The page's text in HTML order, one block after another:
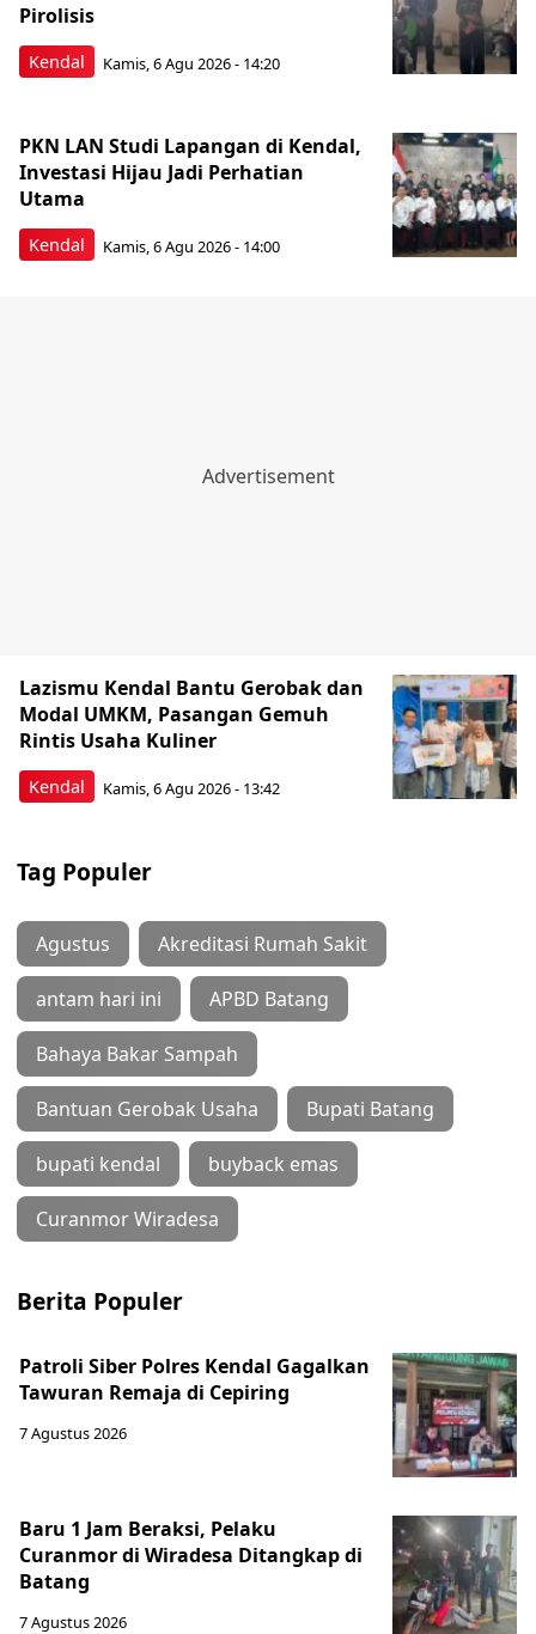
Kendal
Pirolisis
Kamis, 6 Agu 2026 - 14:20
Kendal
PKN LAN Studi Lapangan di Kendal,
Investasi Hijau Jadi Perhatian
Utama
Kamis, 6 Agu 2026 - 14:00
Kendal
Lazismu Kendal Bantu Gerobak dan
Modal UMKM, Pasangan Gemuh
Rintis Usaha Kuliner
Kamis, 6 Agu 2026 - 13:42
Tag Populer
Agustus Akreditasi Rumah Sakit
antam hari ini APBD Batang
Bahaya Bakar Sampah
Bantuan Gerobak Usaha Bupati Batang
bupati kendal buyback emas
Curanmor Wiradesa
Berita Populer
Patroli Siber Polres Kendal Gagalkan
Tawuran Remaja di Cepiring
7 Agustus 2026
Baru 1 Jam Beraksi, Pelaku
Curanmor di Wiradesa Ditangkap di
Batang
7 Agustus 2026